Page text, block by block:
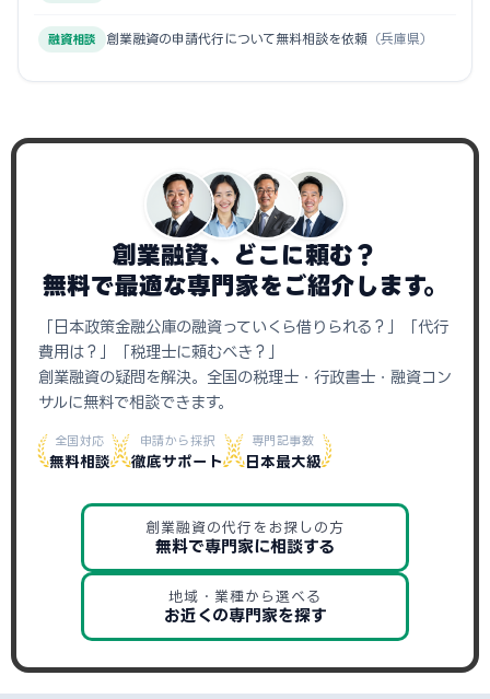
融資相談 創業融資の申請代行について無料相談を依頼 （兵庫県）
創業融資、どこに頼む？
無料で最適な専門家をご紹介します。
「日本政策金融公庫の融資っていくら借りられる？」「代行
費用は？」「税理士に頼むべき？」
創業融資の疑問を解決。全国の税理士・行政書士・融資コン
サルに無料で相談できます。
全国対応
無料相談
申請から採択
徹底サポート
専門記事数
日本最大級
創業融資の代行をお探しの方
無料で専門家に相談する
地域・業種から選べる
お近くの専門家を探す